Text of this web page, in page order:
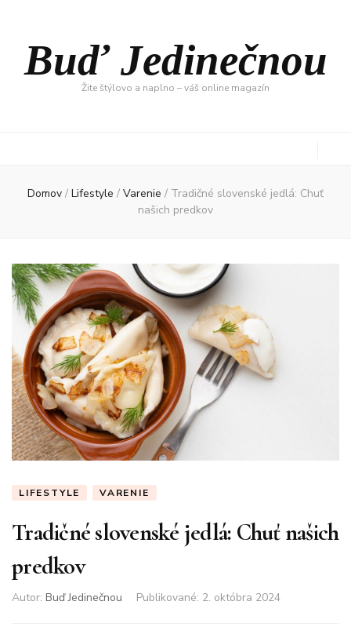
Buď Jedinečnou
Žite štýlovo a naplno – váš online magazín
Domov / Lifestyle / Varenie / Tradičné slovenské jedlá: Chuť
našich predkov
LIFESTYLE VARENIE
Tradičné slovenské jedlá: Chuť našich
predkov
Autor: Buď Jedinečnou Publikované: 2. októbra 2024